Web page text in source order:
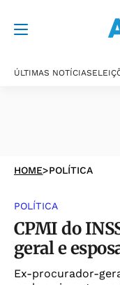
ÚLTIMAS NOTÍCIAS
HOME>POLÍTICA
POLÍTICA
CPMI do
geral e
Ex-procurador-